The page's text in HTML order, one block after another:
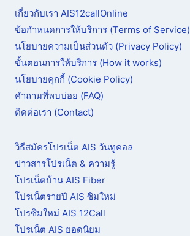
เกี่ยวกับเรา AIS12callOnline
ข้อกำหนดการให้บริการ (Terms of Service)
นโยบายความเป็นส่วนตัว (Privacy Policy)
ขั้นตอนการให้บริการ (How it works)
นโยบายคุกกี้ (Cookie Policy)
คำถามที่พบบ่อย (FAQ)
ติดต่อเรา (Contact)
วิธีสมัครโปรเน็ต AIS วันทูคอล
ข่าวสารโปรเน็ต & ความรู้
โปรเน็ตบ้าน AIS Fiber
โปรเน็ตรายปี AIS ซิมใหม่
โปรซิมใหม่ AIS 12Call
โปรเน็ต AIS ยอดนิยม